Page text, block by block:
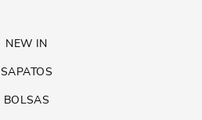
NEW IN
SAPATOS
BOLSAS